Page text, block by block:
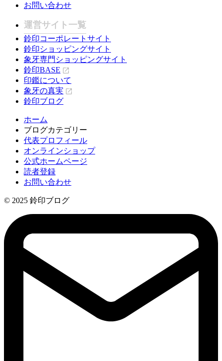
お問い合わせ
運営サイト一覧
鈴印コーポレートサイト
鈴印ショッピングサイト
象牙専門ショッピングサイト
鈴印BASE
印鑑について
象牙の真実
鈴印ブログ
ホーム
ブログカテゴリー
代表プロフィール
オンラインショップ
公式ホームページ
読者登録
お問い合わせ
© 2025 鈴印ブログ